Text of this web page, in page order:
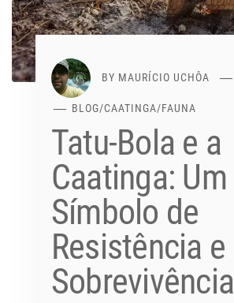
BY MAURÍCIO UCHÔA
BLOG/CAATINGA/FAUNA
Tatu-Bola e a
Caatinga: Um
Símbolo de
Resistência e
Sobrevivência